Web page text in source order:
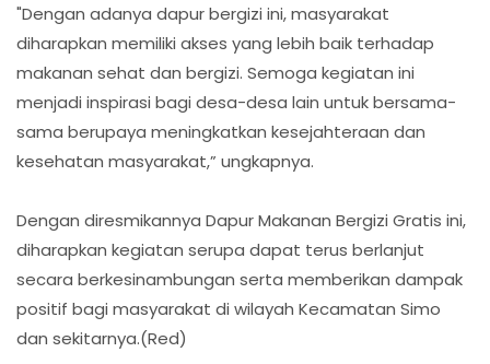
"Dengan adanya dapur bergizi ini, masyarakat
diharapkan memiliki akses yang lebih baik terhadap
makanan sehat dan bergizi. Semoga kegiatan ini
menjadi inspirasi bagi desa-desa lain untuk bersama-
sama berupaya meningkatkan kesejahteraan dan
kesehatan masyarakat,” ungkapnya.
Dengan diresmikannya Dapur Makanan Bergizi Gratis ini,
diharapkan kegiatan serupa dapat terus berlanjut
secara berkesinambungan serta memberikan dampak
positif bagi masyarakat di wilayah Kecamatan Simo
dan sekitarnya.(Red)